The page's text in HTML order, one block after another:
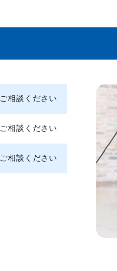
相談ください
相談ください
相談ください